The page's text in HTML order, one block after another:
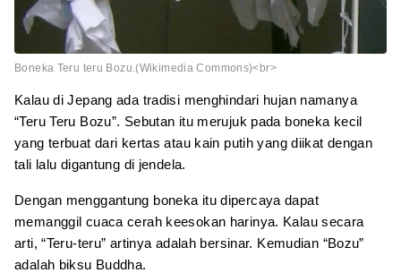
Boneka Teru teru Bozu.(Wikimedia Commons)<br>
Kalau di Jepang ada tradisi menghindari hujan namanya
“Teru Teru Bozu”. Sebutan itu merujuk pada boneka kecil
yang terbuat dari kertas atau kain putih yang diikat dengan
tali lalu digantung di jendela.
Dengan menggantung boneka itu dipercaya dapat
memanggil cuaca cerah keesokan harinya. Kalau secara
arti, “Teru-teru” artinya adalah bersinar. Kemudian “Bozu”
adalah biksu Buddha.